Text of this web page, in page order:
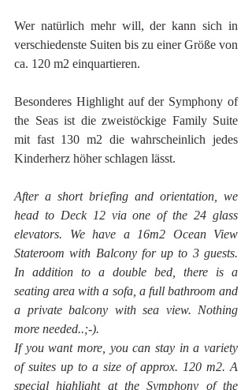
Wer natürlich mehr will, der kann sich in
verschiedenste Suiten bis zu einer Größe von
ca. 120 m2 einquartieren.
Besonderes Highlight auf der Symphony of
the Seas ist die zweistöckige Family Suite
mit fast 130 m2 die wahrscheinlich jedes
Kinderherz höher schlagen lässt.
After a short briefing and orientation, we
head to Deck 12 via one of the 24 glass
elevators. We have a 16m2 Ocean View
Stateroom with Balcony for up to 3 guests.
In addition to a double bed, there is a
seating area with a sofa, a full bathroom and
a private balcony with sea view. Nothing
more needed..;-).
If you want more, you can stay in a variety
of suites up to a size of approx. 120 m2. A
special highlight at the Symphony of the